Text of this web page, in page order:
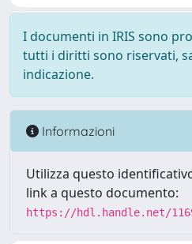
I documenti in IRIS sono
tutti i diritti sono riservati,
indicazione.
Informazioni
Utilizza questo
link a questo documento:
https://hdl.handle.net/